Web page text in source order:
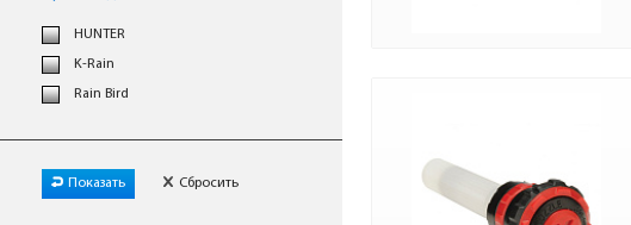
HUNTER
K-Rain
Rain Bird
Показать Сбросить